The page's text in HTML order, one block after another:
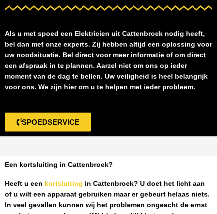
Als u met spoed een Elektricien uit Cattenbroek nodig heeft,
bel dan met onze experts. Zij hebben altijd een oplossing voor
uw noodsituatie. Bel direct voor meer informatie of om direct
een afspraak in te plannen. Aarzel niet om ons op ieder
moment van de dag te bellen. Uw veiligheid is heel belangrijk
voor ons. We zijn hier om u te helpen met ieder probleem.
SPOEDSERVICE
Een kortsluiting in Cattenbroek?
Heeft u een kortsluiting in Cattenbroek? U doet het licht aan
of u wilt een apparaat gebruiken maar er gebeurt helaas niets.
In veel gevallen kunnen wij het problemen ongeacht de ernst